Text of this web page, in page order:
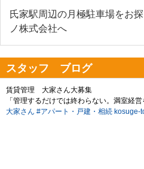
氏家駅周辺の月極駐車場をお
ノ株式会社へ
スタッフ ブログ